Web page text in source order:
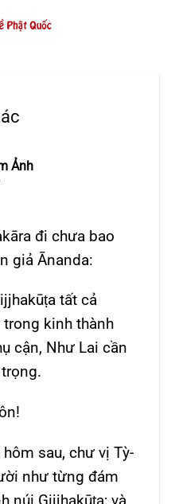
Ảnh
đi chưa bao
giả Ānanda:
tất cả
kinh thành
cận, Như Lai cần
sau, chư vị Tỳ-
như từng đám